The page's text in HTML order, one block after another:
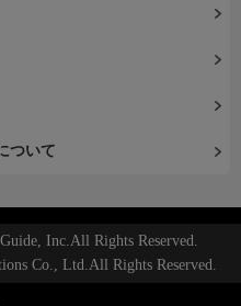
ついて
Inc.All Rights Reserved.
Co., Ltd.All Rights Reserved.